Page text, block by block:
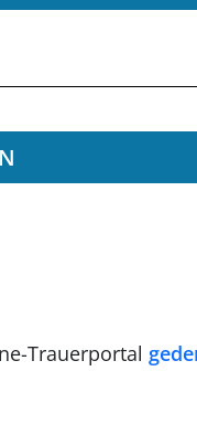
Trauerportal